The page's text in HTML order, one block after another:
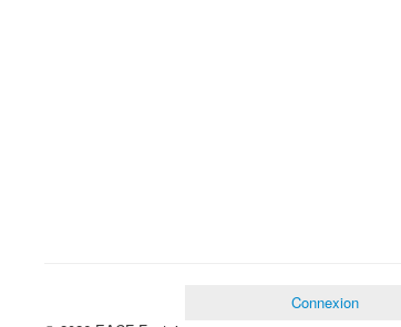
Connexion